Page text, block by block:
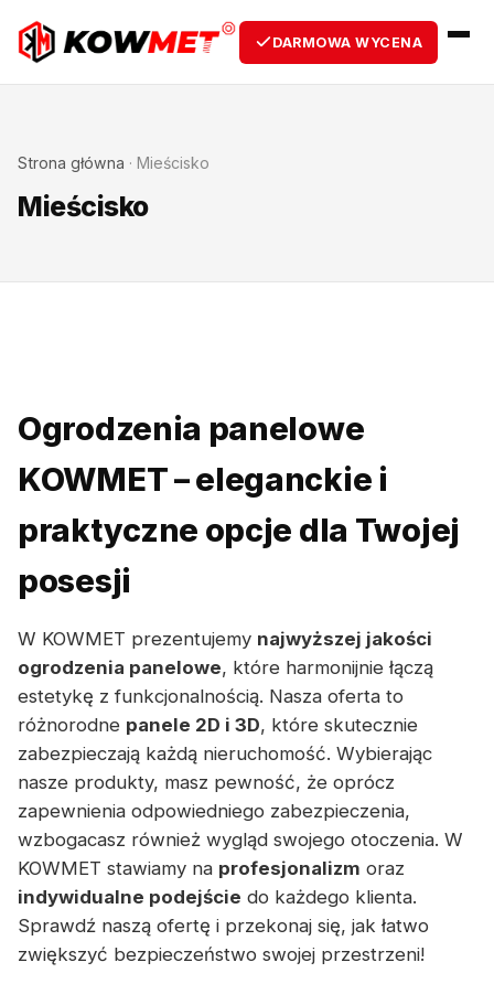
DARMOWA WYCENA
Strona główna · Mieścisko
Mieścisko
Ogrodzenia panelowe
KOWMET – eleganckie i
praktyczne opcje dla Twojej
posesji
W KOWMET prezentujemy najwyższej jakości
ogrodzenia panelowe, które harmonijnie łączą
estetykę z funkcjonalnością. Nasza oferta to
różnorodne panele 2D i 3D, które skutecznie
zabezpieczają każdą nieruchomość. Wybierając
nasze produkty, masz pewność, że oprócz
zapewnienia odpowiedniego zabezpieczenia,
wzbogacasz również wygląd swojego otoczenia. W
KOWMET stawiamy na profesjonalizm oraz
indywidualne podejście do każdego klienta.
Sprawdź naszą ofertę i przekonaj się, jak łatwo
zwiększyć bezpieczeństwo swojej przestrzeni!